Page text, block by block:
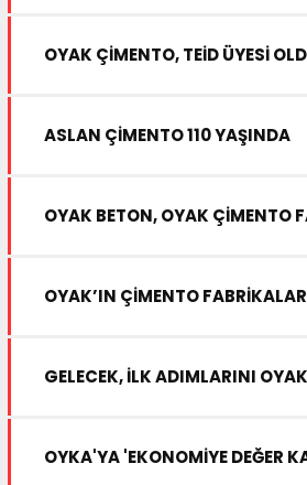
OYAK ÇİMENTO, TEİD ÜYESİ
ASLAN ÇİMENTO 110 YAŞINDA
OYAK BETON, OYAK ÇİMENTO
OYAK’IN ÇİMENTO
GELECEK, İLK ADIMLARINI
OYKA'YA 'EKONOMİYE DEĞER